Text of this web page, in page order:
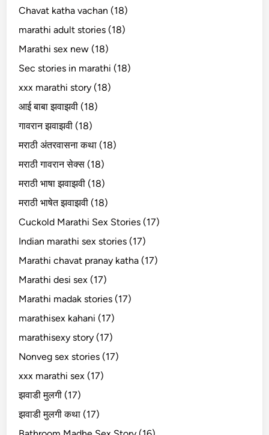
Chavat katha vachan (18)
marathi adult stories (18)
Marathi sex new (18)
Sec stories in marathi (18)
xxx marathi story (18)
आई बाबा झवाझवी (18)
गावरान झवाझवी (18)
मराठी अंतरवासना कथा (18)
मराठी गावरान सेक्स (18)
मराठी भाषा झवाझवी (18)
मराठी भाषेत झवाझवी (18)
Cuckold Marathi Sex Stories (17)
Indian marathi sex stories (17)
Marathi chavat pranay katha (17)
Marathi desi sex (17)
Marathi madak stories (17)
marathisex kahani (17)
marathisexy story (17)
Nonveg sex stories (17)
xxx marathi sex (17)
झवाडी मुलगी (17)
झवाडी मुलगी कथा (17)